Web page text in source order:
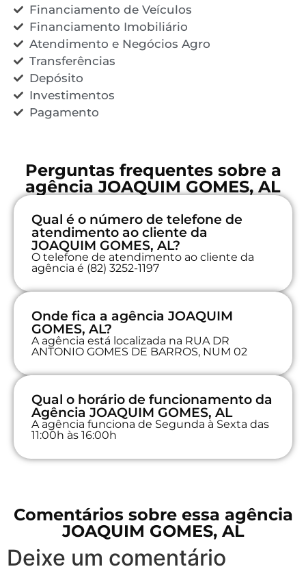
Financiamento de Veículos
Financiamento Imobiliário
Atendimento e Negócios Agro
Transferências
Depósito
Investimentos
Pagamento
Perguntas frequentes sobre a
agência JOAQUIM GOMES, AL
Qual é o número de telefone de
atendimento ao cliente da
JOAQUIM GOMES, AL?
O telefone de atendimento ao cliente da
agência é (82) 3252-1197
Onde fica a agência JOAQUIM
GOMES, AL?
A agência está localizada na RUA DR
ANTONIO GOMES DE BARROS, NUM 02
Qual o horário de funcionamento da
Agência JOAQUIM GOMES, AL
A agência funciona de Segunda à Sexta das
11:00h às 16:00h
Comentários sobre essa agência
JOAQUIM GOMES, AL
Deixe um comentário